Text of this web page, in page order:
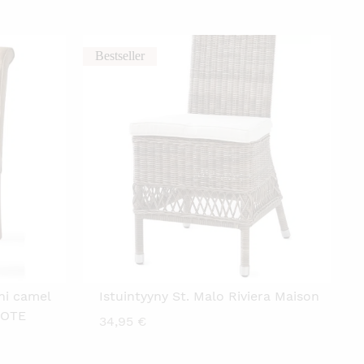
camel
Bestseller
Istuintyyny St. Malo Riviera Maison
34,95 €